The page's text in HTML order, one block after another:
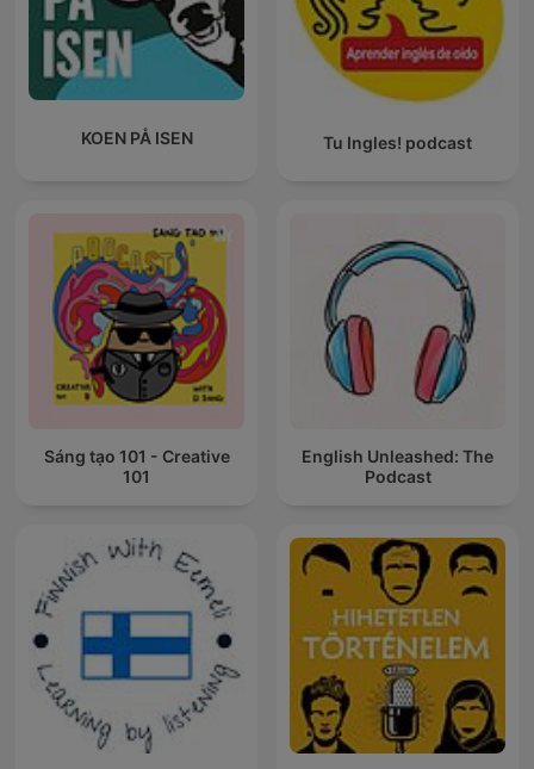
KOEN PÅ ISEN Tu Ingles! podcast
Sáng tạo 101 - Creative
101
English Unleashed: The
Podcast